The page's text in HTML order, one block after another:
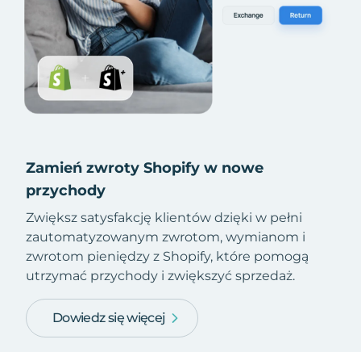
Zamień zwroty Shopify w nowe
przychody
Zwiększ satysfakcję klientów dzięki w pełni
zautomatyzowanym zwrotom, wymianom i
zwrotom pieniędzy z Shopify, które pomogą
utrzymać przychody i zwiększyć sprzedaż.
Dowiedz się więcej